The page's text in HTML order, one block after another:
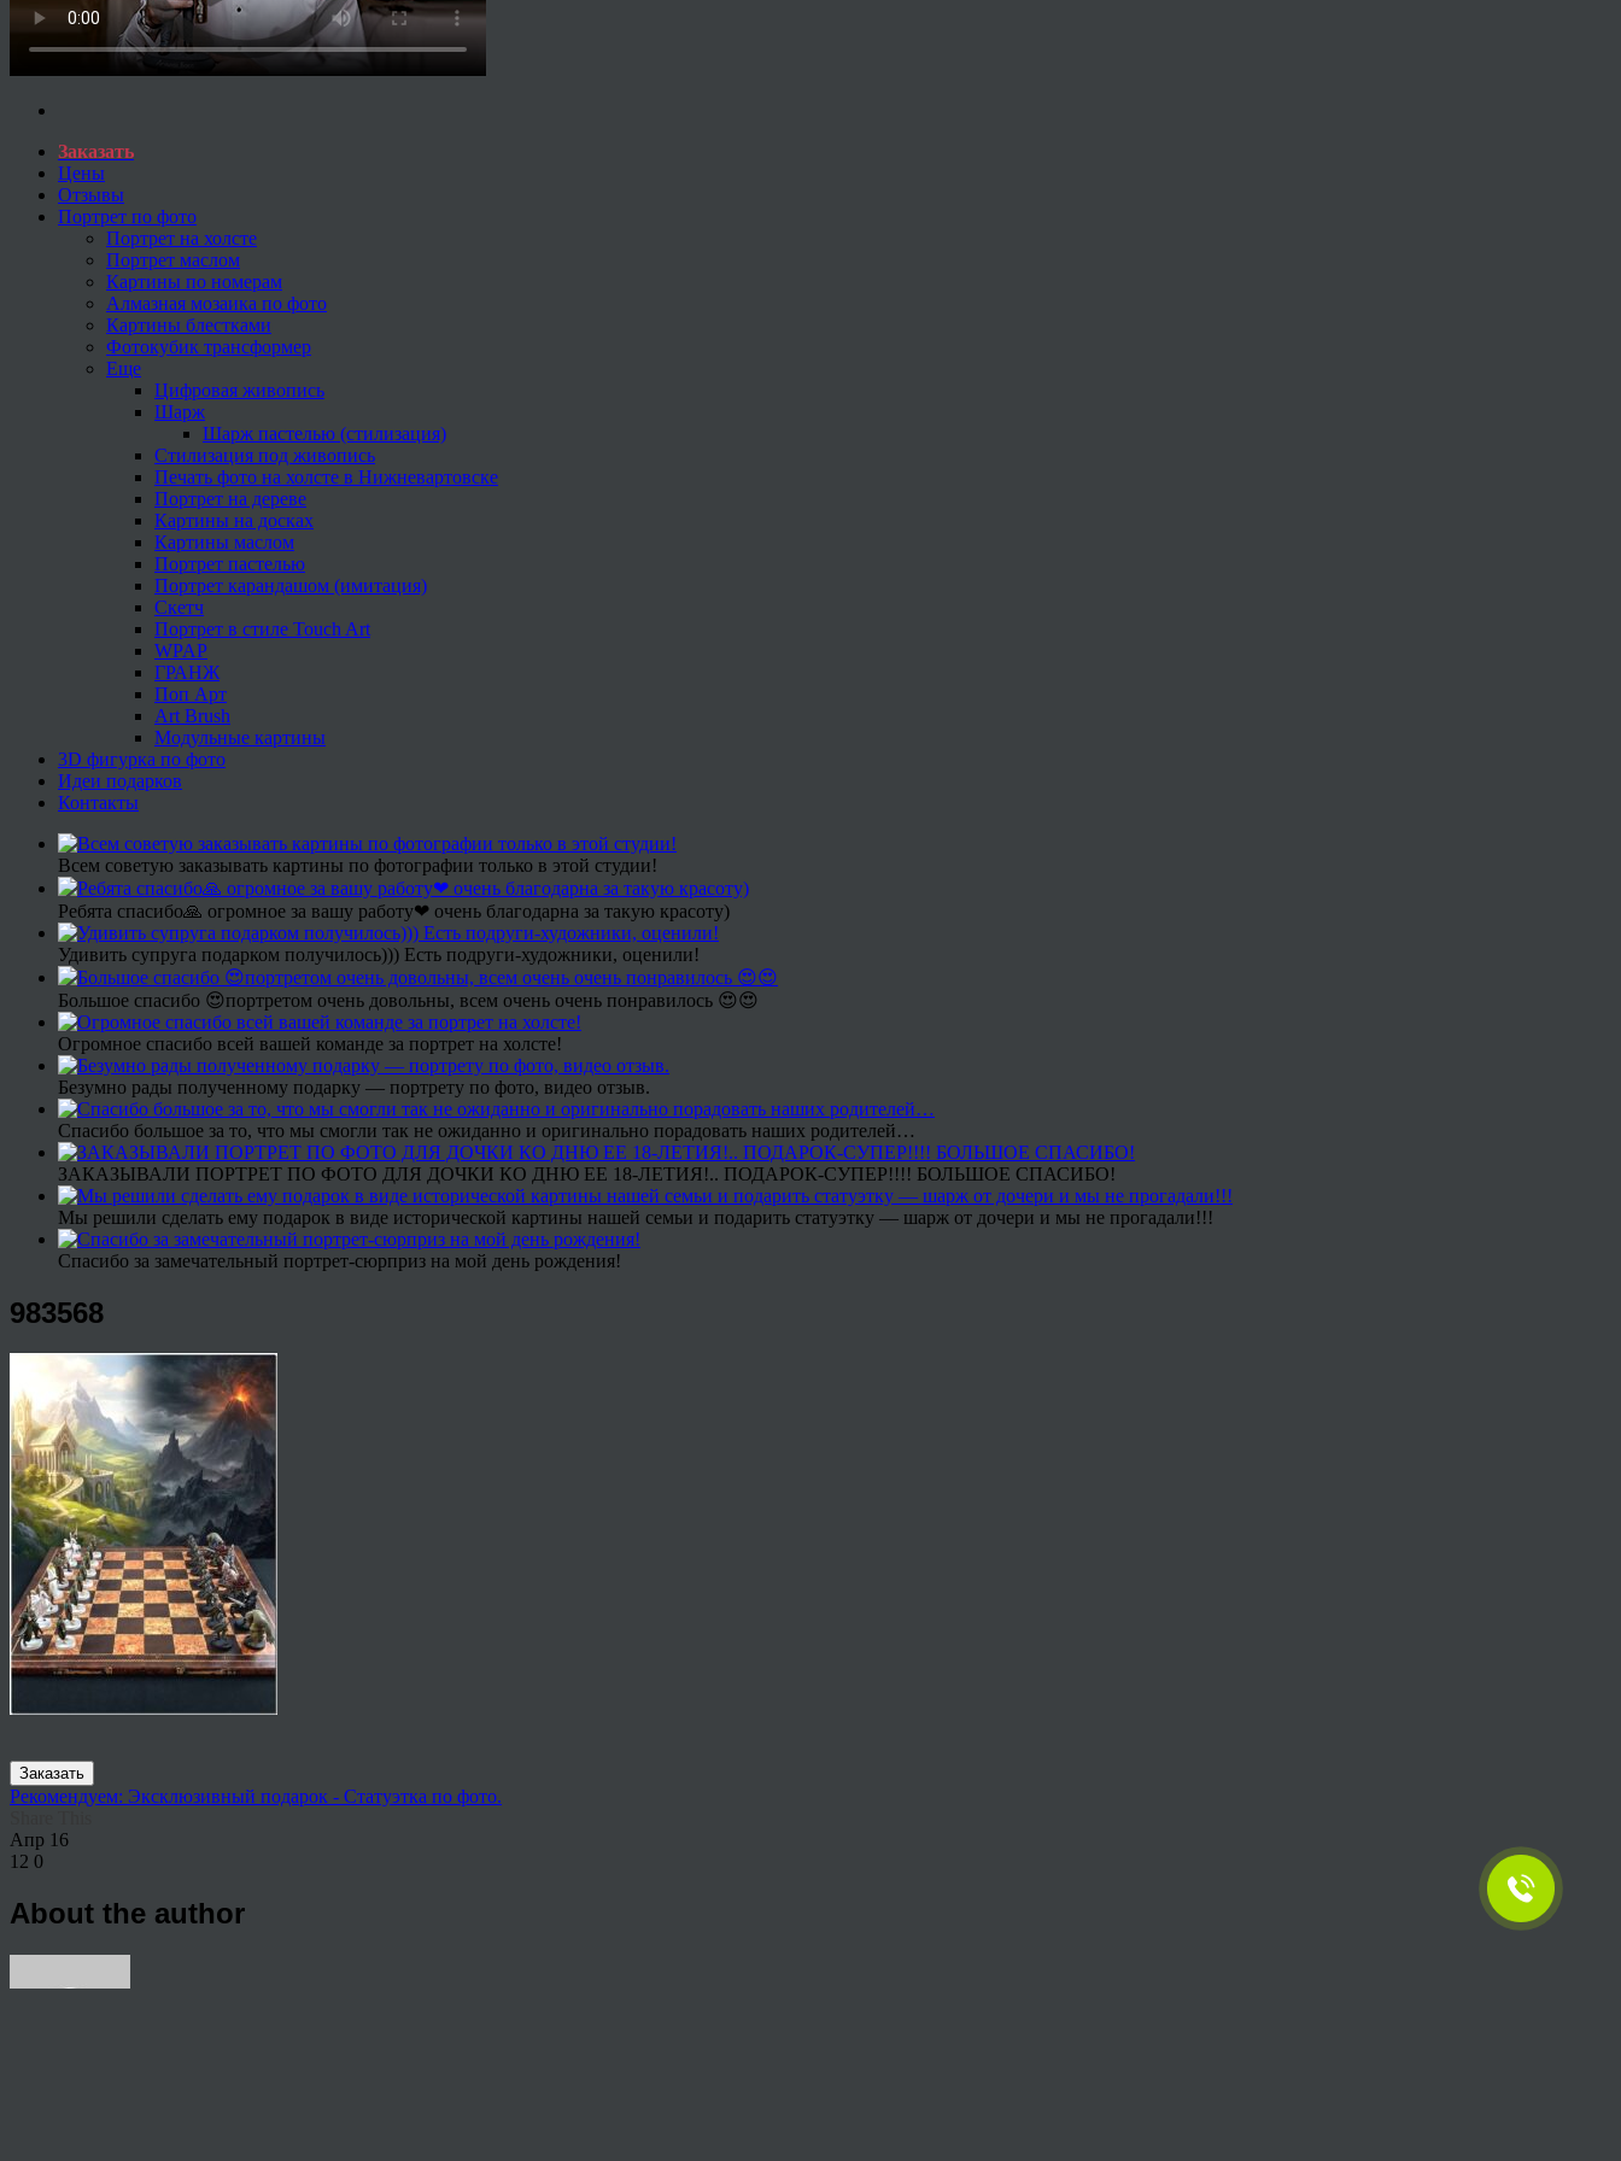
Заказать
Цены
Отзывы
Портрет по фото
Портрет на холсте
Портрет маслом
Картины по номерам
Алмазная мозаика по фото
Картины блестками
Фотокубик трансформер
Еще
Цифровая живопись
Шарж
Шарж пастелью (стилизация)
Стилизация под живопись
Печать фото на холсте в Нижневартовске
Портрет на дереве
Картины на досках
Картины маслом
Портрет пастелью
Портрет карандашом (имитация)
Скетч
Портрет в стиле Touch Art
WPAP
ГРАНЖ
Поп Арт
Art Brush
Модульные картины
3D фигурка по фото
Идеи подарков
Контакты
Всем советую заказывать картины по фотографии только в этой студии!
Ребята спасибо🙏 огромное за вашу работу❤ очень благодарна за такую красоту)
Удивить супруга подарком получилось))) Есть подруги-художники, оценили!
Большое спасибо 😍портретом очень довольны, всем очень очень понравилось 😍😍
Огромное спасибо всей вашей команде за портрет на холсте!
Безумно рады полученному подарку — портрету по фото, видео отзыв.
Спасибо большое за то, что мы смогли так не ожиданно и оригинально порадовать наших родителей…
ЗАКАЗЫВАЛИ ПОРТРЕТ ПО ФОТО ДЛЯ ДОЧКИ КО ДНЮ ЕЕ 18-ЛЕТИЯ!.. ПОДАРОК-СУПЕР!!!! БОЛЬШОЕ СПАСИБО!
Мы решили сделать ему подарок в виде исторической картины нашей семьи и подарить статуэтку — шарж от дочери и мы не прогадали!!!
Спасибо за замечательный портрет-сюрприз на мой день рождения!
983568
Заказать
Рекомендуем: Эксклюзивный подарок - Статуэтка по фото.
Апр 16
12 0
About the author